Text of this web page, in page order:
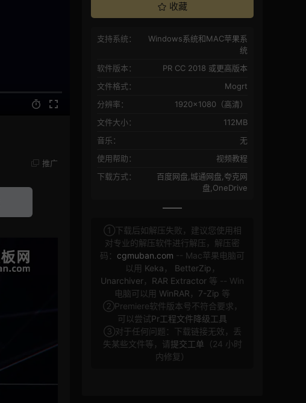
推广
收藏
支持系统：
Windows系统和MAC苹果系
统
软件版本：
PR CC 2018 或更高版本
文件格式：
Mogrt
分辨率：
1920×1080（高清）
文件大小：
112MB
音乐：
无
使用帮助：
视频教程
下载方式：
百度网盘,城通网盘,夸克网
盘,OneDrive
①下载后如解压失败，建议您使用相
对专业的解压软件进行解压，解压密
码： cgmuban.com -- Mac苹果电脑可
以用 Keka ， BetterZip ，
Unarchiver， RAR Extractor 等 -- Win
电脑可以用 WinRAR ， 7-Zip 等
②Premiere软件版本号不符合要求，
可以尝试Pr工程文件降级工具
③对于任何问题：下载链接无效，丢
失某些文件等，请提交工单 （24 小时
内修复）